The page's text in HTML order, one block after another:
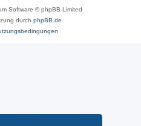
Software © phpBB Limited
durch phpBB.de